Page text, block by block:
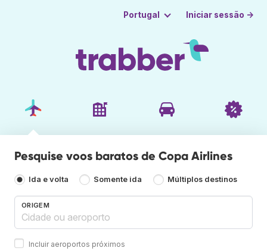
Portugal Iniciar sessão →
Pesquise voos baratos de Copa Airlines
Ida e volta Somente ida Múltiplos destinos
ORIGEM
Incluir aeroportos próximos